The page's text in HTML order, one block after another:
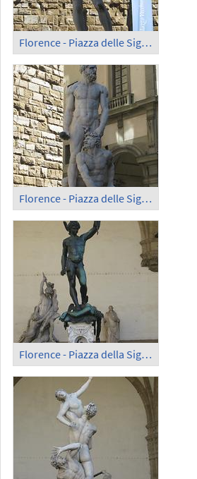
Florence - Piazza delle Signoria (1)
Florence - Piazza delle Signoria (2)
Florence - Piazza della Signoria (3)